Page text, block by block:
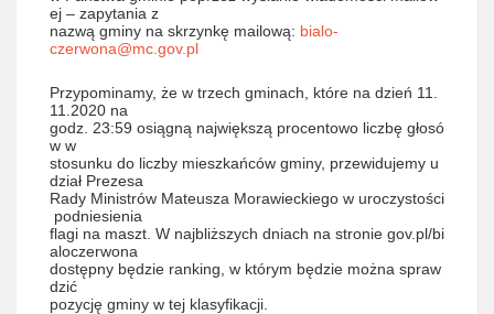
ej – zapytania z
nazwą gminy na skrzynkę mailową: bialo-
czerwona@mc.gov.pl
Przypominamy, że w trzech gminach, które na dzień 11.
11.2020 na
godz. 23:59 osiągną największą procentowo liczbę głosó
w w
stosunku do liczby mieszkańców gminy, przewidujemy u
dział Prezesa
Rady Ministrów Mateusza Morawieckiego w uroczystości
podniesienia
flagi na maszt. W najbliższych dniach na stronie gov.pl/bi
aloczerwona
dostępny będzie ranking, w którym będzie można spraw
dzić
pozycję gminy w tej klasyfikacji.